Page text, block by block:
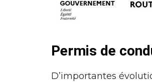
Permis de
D’importantes